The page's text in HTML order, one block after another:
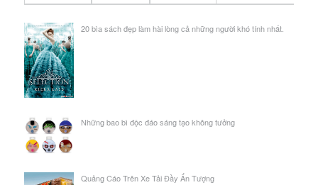
20 bìa sách đẹp làm hài lòng cả những người khó tính nhất.
Những bao bì độc đáo sáng tạo không tưởng
Quảng Cáo Trên Xe Tải Đầy Ấn Tượng